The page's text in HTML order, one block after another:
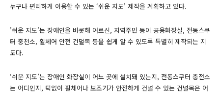
누구나 편리하게 이용할 수 있는 ‘쉬운 지도’ 제작을 계획하고 있다.
​’쉬운 지도’는 장애인을 비롯해 어르신, 지역주민 등이 공용화장실, 전동스쿠
터 중천소, 휠체어 안전 건덜목 등을 쉽게 알 수 있도록 특별히 제작되는 지
도다.
‘쉬운 지도’는 ​장애인 화장실이 어느 곳에 설치돼 있는지, 전동스쿠터 충전소
는 어디인지, 턱없이 휠체어나 보조기가 안전하게 건널 수 있는 건널목은 어